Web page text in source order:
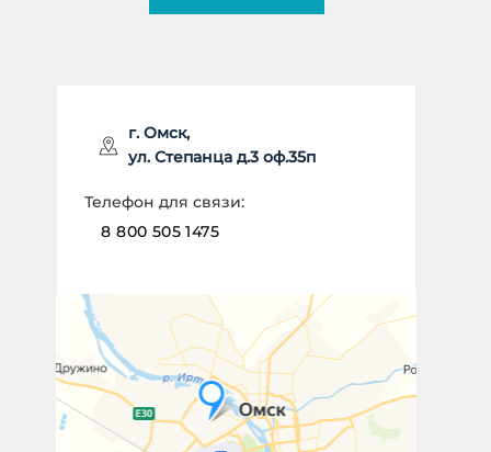
НОМЕР ТЕЛЕФОНА *
Отправить заявку
Даю согласие на
обработку
персональных данных
г. Омск,
ул. Степанца д.3 оф.35п
Телефон для связи:
8 800 505 1475